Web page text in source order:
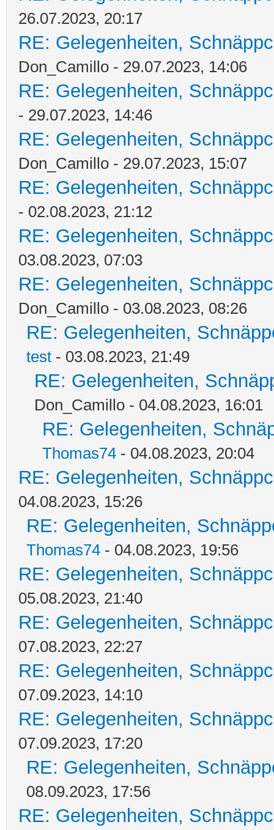
26.07.2023, 20:17
RE: Gelegenheiten,
Don_Camillo - 29.07.2023, 14:06
RE: Gelegenheiten,
- 29.07.2023, 14:46
RE: Gelegenheiten,
Don_Camillo - 29.07.2023, 15:07
RE: Gelegenheiten,
- 02.08.2023, 21:12
RE: Gelegenheiten,
03.08.2023, 07:03
RE: Gelegenheiten,
Don_Camillo - 03.08.2023, 08:26
RE: Gelegenheiten,
test - 03.08.2023, 21:49
RE: Gelegenheiten,
Don_Camillo - 04.08.2023, 16:01
RE: Gelegenheiten,
Thomas74 - 04.08.2023, 20:04
RE: Gelegenheiten,
04.08.2023, 15:26
RE: Gelegenheiten,
Thomas74 - 04.08.2023, 19:56
RE: Gelegenheiten,
05.08.2023, 21:40
RE: Gelegenheiten,
07.08.2023, 22:27
RE: Gelegenheiten,
07.09.2023, 14:10
RE: Gelegenheiten,
07.09.2023, 17:20
RE: Gelegenheiten,
08.09.2023, 17:56
RE: Gelegenheiten,